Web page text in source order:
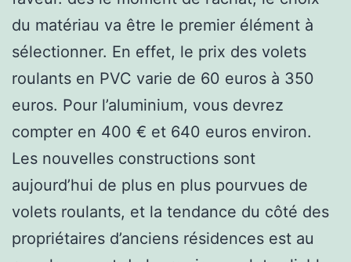
du matériau va être le premier élément à
sélectionner. En effet, le prix des volets
roulants en PVC varie de 60 euros à 350
euros. Pour l’aluminium, vous devrez
compter en 400 € et 640 euros environ.
Les nouvelles constructions sont
aujourd’hui de plus en plus pourvues de
volets roulants, et la tendance du côté des
propriétaires d’anciens résidences est au